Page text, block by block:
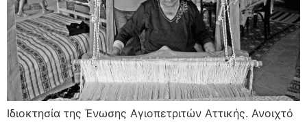
Iδιοκτησία της Ένωσης Αγιοπετριτών Αττικής. Ανοιχτό